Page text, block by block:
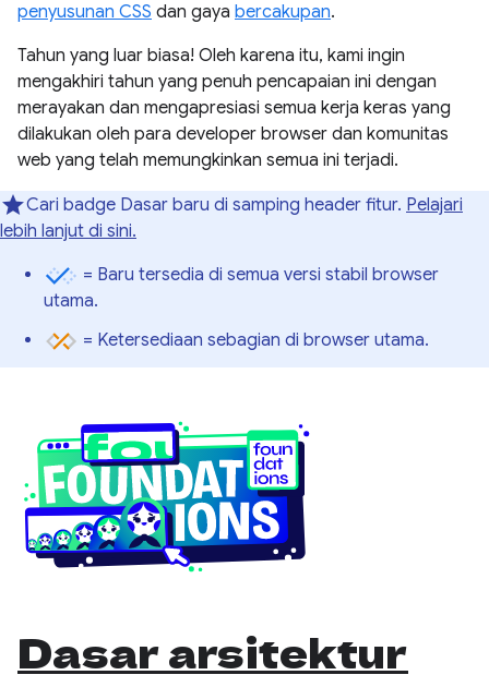
penyusunan CSS dan gaya bercakupan.
Tahun yang luar biasa! Oleh karena itu, kami ingin
mengakhiri tahun yang penuh pencapaian ini dengan
merayakan dan mengapresiasi semua kerja keras yang
dilakukan oleh para developer browser dan komunitas
web yang telah memungkinkan semua ini terjadi.
Cari badge Dasar baru di samping header fitur. Pelajari
lebih lanjut di sini.
= Baru tersedia di semua versi stabil browser
utama.
= Ketersediaan sebagian di browser utama.
Dasar arsitektur